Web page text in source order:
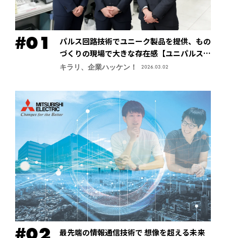
パルス回路技術でユニーク製品を提供、もの
づくりの現場で大きな存在感【ユニパルス株
式会社】
キラリ、企業ハッケン！ 2026.03.02
最先端の情報通信技術で 想像を超える未来